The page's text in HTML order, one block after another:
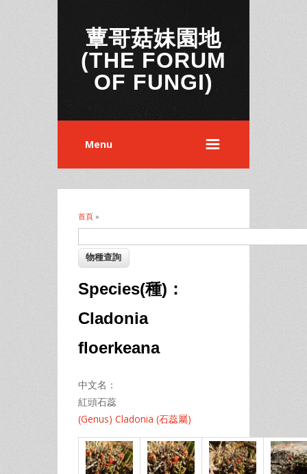
蕈哥菇妹園地
(THE FORUM
OF FUNGI)
Menu
您在這裡
首頁 »
Species(種)：
Cladonia
floerkeana
中文名：
紅頭石蕊
(Genus) Cladonia (石蕊屬)